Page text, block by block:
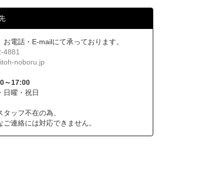
お電話・E-mailにて承っております。
4881
noboru.jp
～17:00
日曜・祝日
ッフ不在の為、
ご連絡には対応できません。